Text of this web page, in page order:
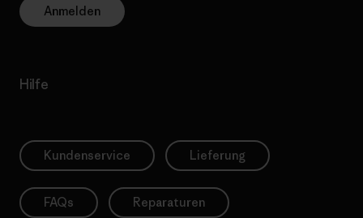
Anmelden
Hilfe
Kundenservice Lieferung
FAQs Reparaturen